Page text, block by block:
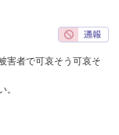
害者で可哀そう可哀そ
。